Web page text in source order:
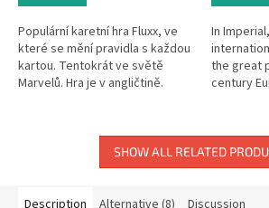
Populární karetní hra Fluxx, ve
které se mění pravidla s každou
kartou. Tentokrát ve světě
Marvelů. Hra je v angličtině.
In
the great
century
SHOW ALL RELATED
Description Alternative (8) Discussion